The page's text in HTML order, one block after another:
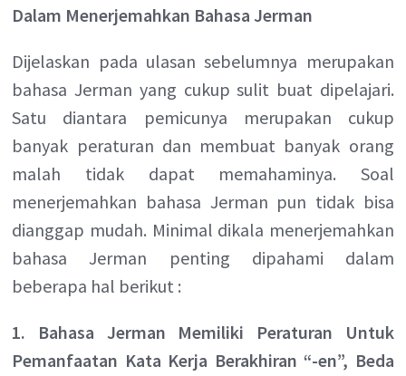
Dalam Menerjemahkan Bahasa Jerman
Dijelaskan pada ulasan sebelumnya merupakan
bahasa Jerman yang cukup sulit buat dipelajari.
Satu diantara pemicunya merupakan cukup
banyak peraturan dan membuat banyak orang
malah tidak dapat memahaminya. Soal
menerjemahkan bahasa Jerman pun tidak bisa
dianggap mudah. Minimal dikala menerjemahkan
bahasa Jerman penting dipahami dalam
beberapa hal berikut :
1. Bahasa Jerman Memiliki Peraturan Untuk
Pemanfaatan Kata Kerja Berakhiran “-en”, Beda